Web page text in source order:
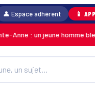
👤 Espace adhérent 📱
: un jeune homme